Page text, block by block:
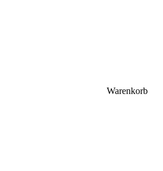
Warenkorb